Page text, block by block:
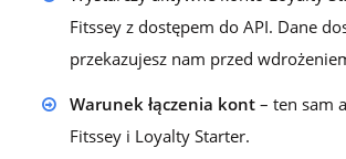
Fitssey z dostępem do API. Dane
przekazujesz nam przed
Warunek łączenia kont– ten sam
Fitssey i Loyalty Starter.